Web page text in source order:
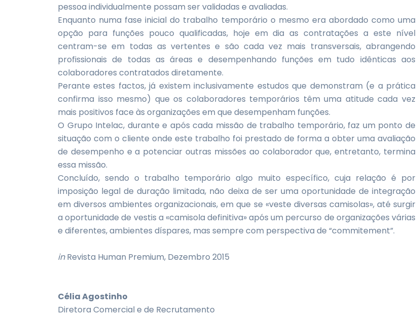
pessoa individualmente possam ser validadas e avaliadas.
Enquanto numa fase inicial do trabalho temporário o mesmo era abordado como uma
opção para funções pouco qualificadas, hoje em dia as contratações a este nível
centram-se em todas as vertentes e são cada vez mais transversais, abrangendo
profissionais de todas as áreas e desempenhando funções em tudo idênticas aos
colaboradores contratados diretamente.
Perante estes factos, já existem inclusivamente estudos que demonstram (e a prática
confirma isso mesmo) que os colaboradores temporários têm uma atitude cada vez
mais positivos face às organizações em que desempenham funções.
O Grupo Intelac, durante e após cada missão de trabalho temporário, faz um ponto de
situação com o cliente onde este trabalho foi prestado de forma a obter uma avaliação
de desempenho e a potenciar outras missões ao colaborador que, entretanto, termina
essa missão.
Concluído, sendo o trabalho temporário algo muito específico, cuja relação é por
imposição legal de duração limitada, não deixa de ser uma oportunidade de integração
em diversos ambientes organizacionais, em que se «veste diversas camisolas», até surgir
a oportunidade de vestis a «camisola definitiva» após um percurso de organizações várias
e diferentes, ambientes díspares, mas sempre com perspectiva de “commitement”.
inRevista Human Premium, Dezembro 2015
Célia Agostinho
Diretora Comercial e de Recrutamento